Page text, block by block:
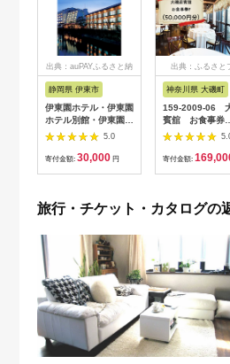
出典：auPAYふるさと納
静岡県 伊東市
伊東園ホテル・伊東園
ホテル別館・伊東園ホ
テル松川館 ご宿泊券
1泊2日2食付き(1名様
分:GAタイプ)
5.0
寄付金額: 30,000 円
出典：ふるさと
神奈川県 大磯町
159-2009-06
賓舘 お食事券
F（50,000円分）
神奈川県 大磯町
菜 手作り 大磯名
お歳暮 食品 敬老
おかず 有名地元
寄付金額:
旅行・チケット・カタログの